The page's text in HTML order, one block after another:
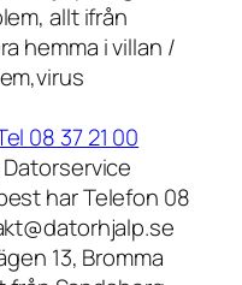
allt ifrån
hemma i villan /
08 37 21 00
har Telefon 08
13, Bromma